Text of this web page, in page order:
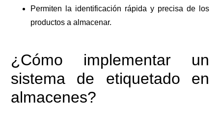
Permiten la identificación rápida y precisa de los
productos a almacenar.
¿Cómo implementar un
sistema de etiquetado en
almacenes?